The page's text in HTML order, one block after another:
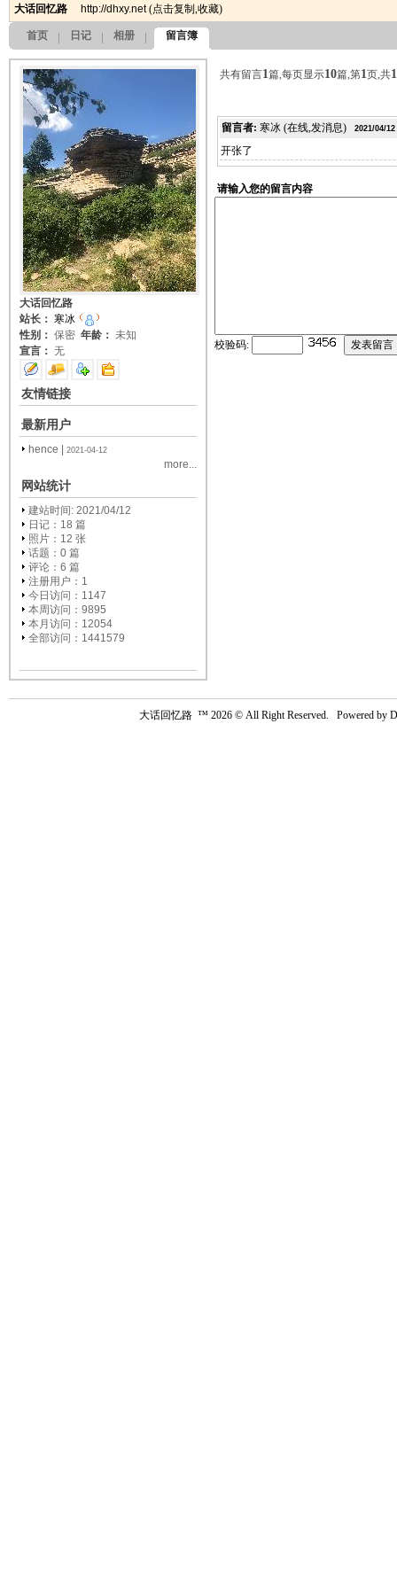
大话回忆路 http://dhxy.net(点击复制 ,收藏)
首页 日记 相册 留言簿
大话回忆路
站长： 寒冰
性别： 保密 年龄： 未知
宣言： 无
友情链接
最新用户
hence 2021-04-12
more...
网站统计
建站时间: 2021/04/12
日记：18 篇
照片：12 张
话题：0 篇
评论：6 篇
注册用户： 1
今日访问：1147
本周访问：9895
本月访问：12054
全部访问：1441579
共有留言1篇,每页显示10篇,第1页,共1
留言者: 寒冰 (在线,发消息) 2021/04/12
开张了
请输入您的留言内容
校验码:
大话回忆路™ 2026 © All Right Reserved. Powered by